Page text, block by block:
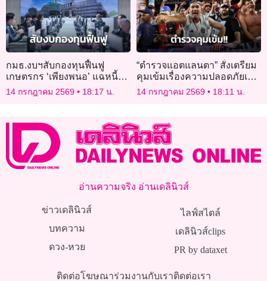
กมธ.งบฯสับกองทุนฟื้นฟู
เกษตรกร ‘เพียงพนอ’ แฉหนี้
ล่องหน 7 พันล้าน ‘ชาดา’ ซัด
เอาเงินหนุนม็อบ
14 กรกฎาคม 2569 18:17 น.
“ตำรวจแอตแลนตา” สั่งเตรียม
คุมเข้มเรื่องความปลอดภัยเกม
“สิงโตคำราม ปะทะ ฟ้าขาว”
14 กรกฎาคม 2569 18:11 น.
อ่านความจริง อ่านเดลินิวส์
ข่าวเดลินิวส์
บทความ
ดวง-หวย
ไลฟ์สไตล์
เดลินิวส์clips
PR by dataxet
ติดต่อโฆษณาร่วมงานกับเราติดต่อเรา